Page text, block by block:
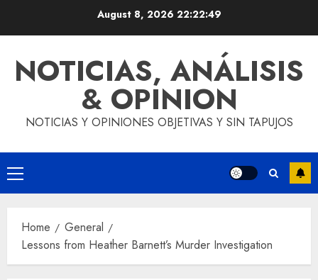
August 8, 2026 22:22:50
NOTICIAS, ANÁLISIS
& OPINION
NOTICIAS Y OPINIONES OBJETIVAS Y SIN TAPUJOS
Primary
Menu
Home
General
Lessons from Heather Barnett’s Murder Investigation